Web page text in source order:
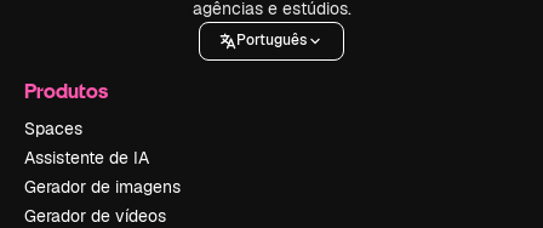
agências e estúdios.
Português
Produtos
Spaces
Assistente de IA
Gerador de imagens
Gerador de vídeos